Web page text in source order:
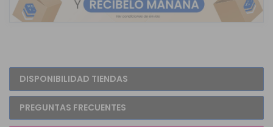
DISPONIBILIDAD TIENDAS
PREGUNTAS FRECUENTES